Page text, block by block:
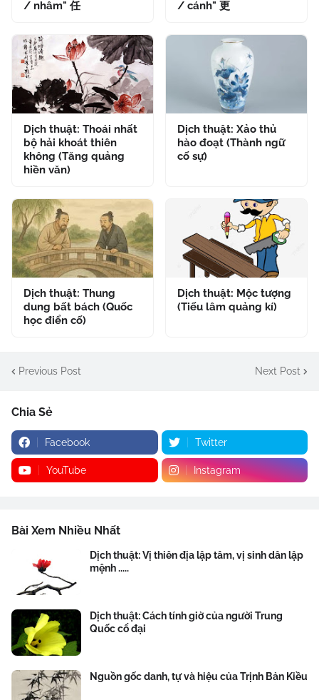
/ nhâm" 任 / cánh" 更
Dịch thuật: Thoái nhất
bộ hải khoát thiên
không (Tăng quảng
hiền văn)
Dịch thuật: Xảo thủ
hào đoạt (Thành ngữ
cố sự)
Dịch thuật: Thung
dung bất bách (Quốc
học điển cố)
Dịch thuật: Mộc tượng
(Tiếu lâm quảng kí)
Previous Post Next Post
Chia Sẻ
Facebook Twitter
YouTube Instagram
Bài Xem Nhiều Nhất
Dịch thuật: Vị thiên địa lập tâm, vị sinh dân lập
mệnh .....
Dịch thuật: Cách tính giờ của người Trung
Quốc cổ đại
Nguồn gốc danh, tự và hiệu của Trịnh Bản Kiều